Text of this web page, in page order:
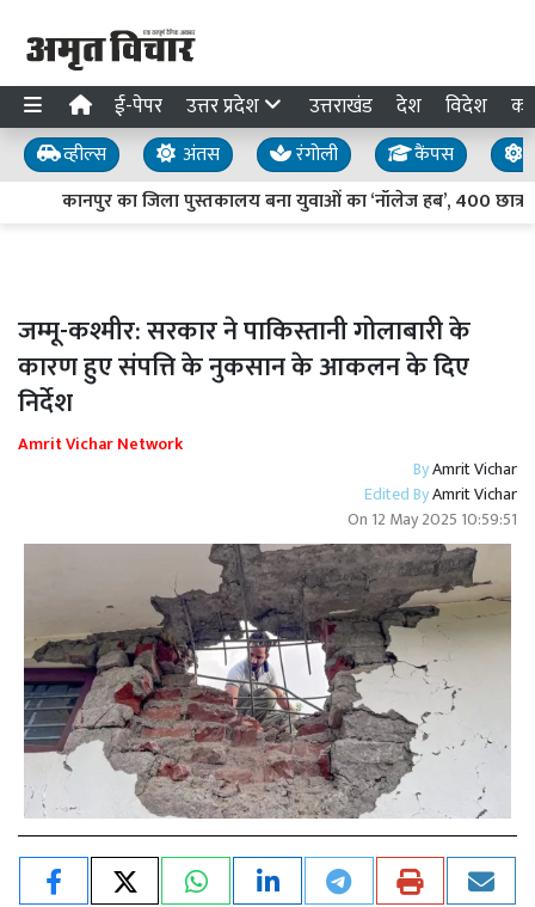
ई-पेपर उत्तर प्रदेश उत्तराखंड देश विदेश
व्हील्स अंतस रंगोली कैंपस
कानपुर का जिला पुस्तकालय बना युवाओं का ‘नॉलेज हब’, 400 छात्र कर
जम्मू-कश्मीर: सरकार ने पाकिस्तानी गोलाबारी के
कारण हुए संपत्ति के नुकसान के आकलन के दिए
निर्देश
Amrit Vichar Network
ByAmrit Vichar
Edited ByAmrit Vichar
On 12 May 2025 10:59:51